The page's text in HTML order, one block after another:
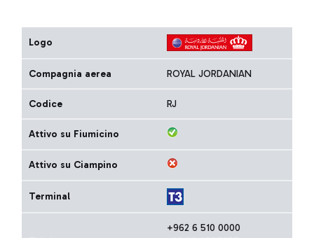
Logo
Compagnia aerea ROYAL JORDANIAN
Codice RJ
Attivo su Fiumicino
Attivo su Ciampino
Terminal
+962 6 510 0000